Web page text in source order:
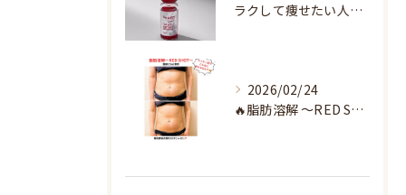
ラクして痩せたい人へ♡
2026/02/24
🔥脂肪溶解 〜RED SHOT〜🔥